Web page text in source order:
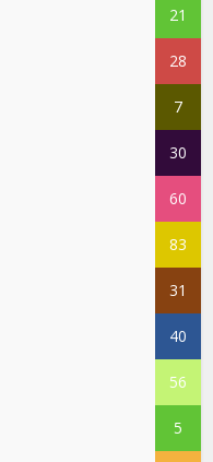
21
28
7
30
60
83
31
40
56
5